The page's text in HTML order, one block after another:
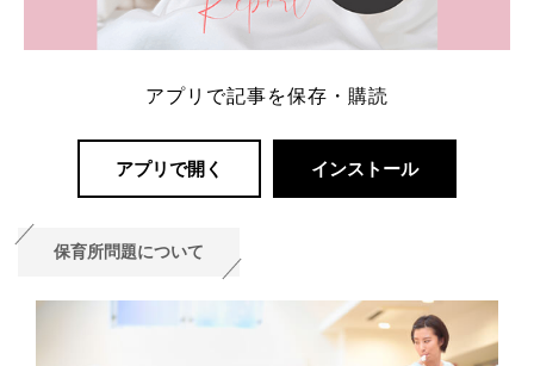
アプリで記事を保存・購読
アプリで開く インストール
保育所問題について